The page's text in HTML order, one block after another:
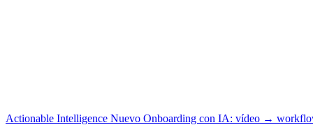
Actionable Intelligence Nuevo Onboarding con IA: vídeo →